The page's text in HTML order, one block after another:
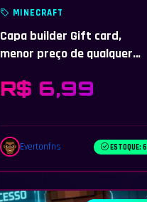
MINECRAFT
Capa builder Gift card,
menor preço de qualquer
R$ 6,99
Evertonfns ESTOQUE: 6